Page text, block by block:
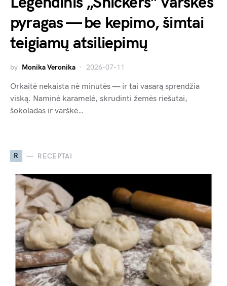
pyragas — be kepimo, šimtai
teigiamų atsiliepimų
by Monika Veronika 2026-07-11
Orkaitė nekaista nė minutės — ir tai vasarą sprendžia
viską. Naminė karamelė, skrudinti žemės riešutai,
šokoladas ir varškė…
R RECEPTAI